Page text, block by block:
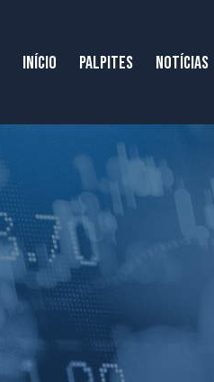
INÍCIO PALPITES NOTÍCIAS